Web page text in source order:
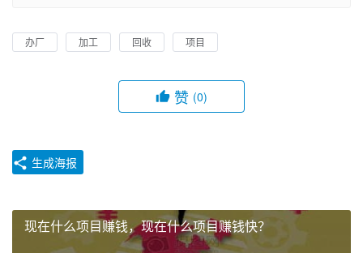
办厂 加工 回收 项目
赞 (0)
生成海报
现在什么项目赚钱，现在什么项目赚钱快？